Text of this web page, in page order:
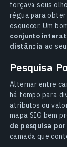
forçava seus
régua para obter
esquecer. Um
conjunto
distância ao
Pesquisa
Alternar entre
há tempo para
atributos ou
mapa SIG bem
de pesquisa
camada que